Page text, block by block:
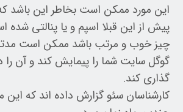
این مورد ممکن است بخاطر این باشد
پیش از این قبلا اسپم و یا پنالتی
چیز خوب و مرتب باشد ممکن است
گوگل سایت شما را پیمایش کند و آن را
گذاری کند.
کارشناسان سئو گزارش داده اند که